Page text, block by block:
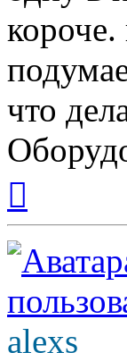
что
началу
alexs